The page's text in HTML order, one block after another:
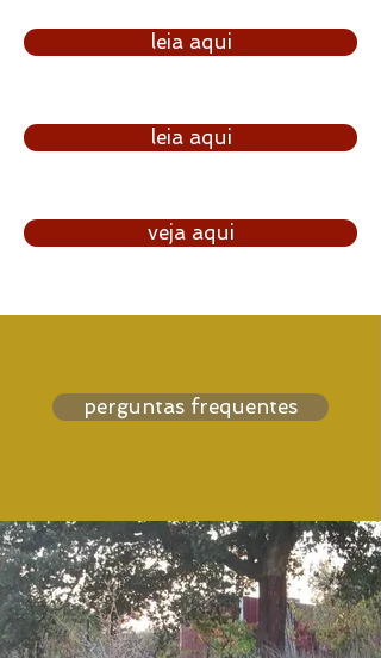
leia aqui
leia aqui
veja aqui
perguntas frequentes